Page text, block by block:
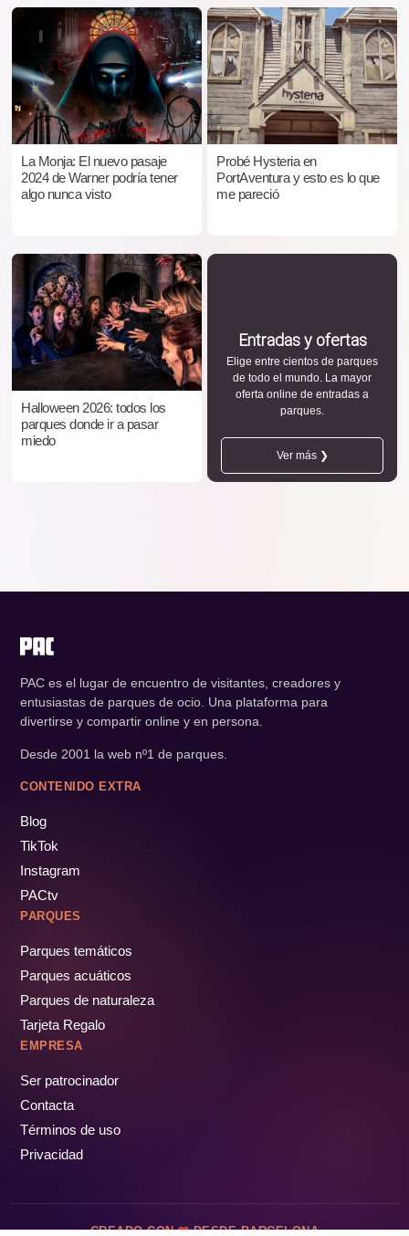
La Monja: El nuevo pasaje
2024 de Warner podría tener
algo nunca visto
Probé Hysteria en
PortAventura y esto es lo que
me pareció
Halloween 2026: todos los
parques donde ir a pasar
miedo
Entradas y ofertas
Elige entre cientos de parques
de todo el mundo. La mayor
oferta online de entradas a
parques.
Ver más ❯
PAC es el lugar de encuentro de visitantes, creadores y
entusiastas de parques de ocio. Una plataforma para
divertirse y compartir online y en persona.
Desde 2001 la web nº1 de parques.
CONTENIDO EXTRA
Blog
TikTok
Instagram
PACtv
PARQUES
Parques temáticos
Parques acuáticos
Parques de naturaleza
Tarjeta Regalo
EMPRESA
Ser patrocinador
Contacta
Términos de uso
Privacidad
CREADO CON DESDE BARCELONA